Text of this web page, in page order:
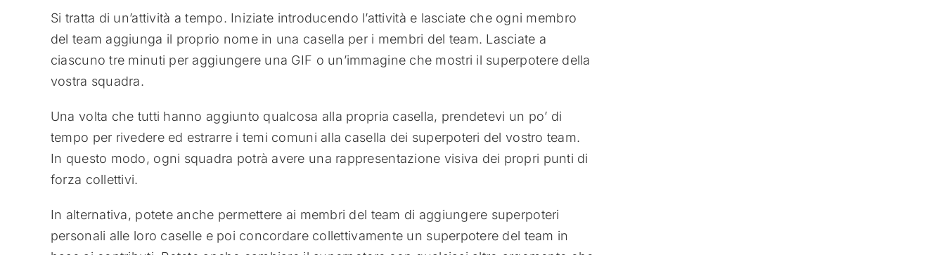
Si tratta di un’attività a tempo. Iniziate introducendo l’attività e lasciate che ogni membro
del team aggiunga il proprio nome in una casella per i membri del team. Lasciate a
ciascuno tre minuti per aggiungere una GIF o un’immagine che mostri il superpotere della
vostra squadra.
Una volta che tutti hanno aggiunto qualcosa alla propria casella, prendetevi un po’ di
tempo per rivedere ed estrarre i temi comuni alla casella dei superpoteri del vostro team.
In questo modo, ogni squadra potrà avere una rappresentazione visiva dei propri punti di
forza collettivi.
In alternativa, potete anche permettere ai membri del team di aggiungere superpoteri
personali alle loro caselle e poi concordare collettivamente un superpotere del team in